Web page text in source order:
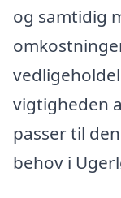
og samtidig
vigtigheden
passer til
behov i